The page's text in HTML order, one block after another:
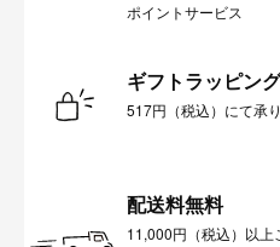
ポイントサービス
ギフトラッピング
517円（税込）にて承
配送料無料
11,000円（税込）以上